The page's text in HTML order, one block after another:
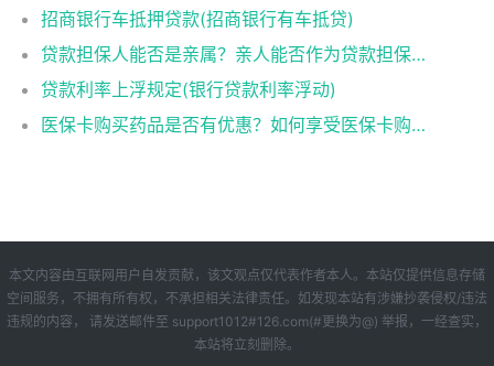
招商银行车抵押贷款(招商银行有车抵贷)
贷款担保人能否是亲属？亲人能否作为贷款担保人？
贷款利率上浮规定(银行贷款利率浮动)
医保卡购买药品是否有优惠？如何享受医保卡购药优惠？
本文内容由互联网用户自发贡献，该文观点仅代表作者本人。本站仅提供信息存储
空间服务，不拥有所有权，不承担相关法律责任。如发现本站有涉嫌抄袭侵权/违法
违规的内容， 请发送邮件至 support1012#126.com(#更换为@) 举报，一经查实，
本站将立刻删除。